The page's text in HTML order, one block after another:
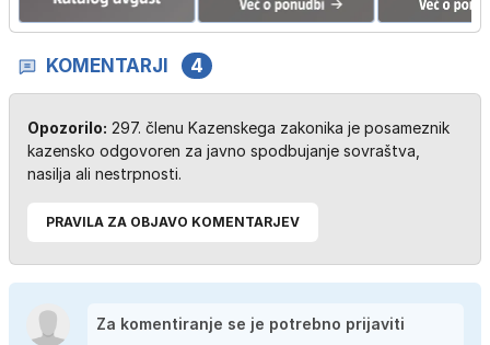
KOMENTARJI 4
Opozorilo: 297. členu Kazenskega zakonika je posameznik
kazensko odgovoren za javno spodbujanje sovraštva,
nasilja ali nestrpnosti.
PRAVILA ZA OBJAVO KOMENTARJEV